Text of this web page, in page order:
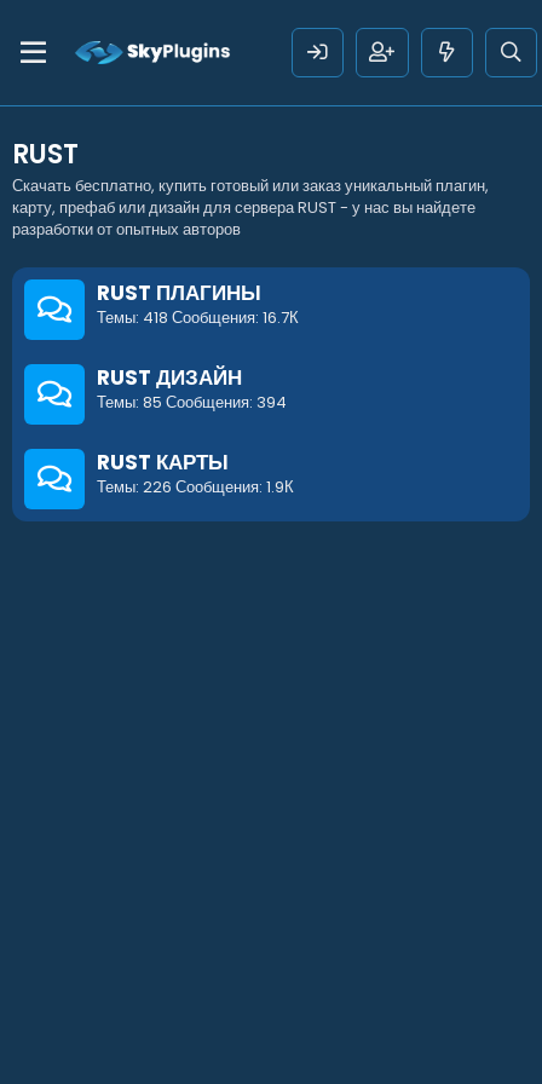
RUST
Скачать бесплатно, купить готовый или заказ уникальный плагин,
карту, префаб или дизайн для сервера RUST - у нас вы найдете
разработки от опытных авторов
RUST ПЛАГИНЫ
Темы 418 Сообщения 16.7К
RUST ДИЗАЙН
Темы 85 Сообщения 394
RUST КАРТЫ
Темы 226 Сообщения 1.9К